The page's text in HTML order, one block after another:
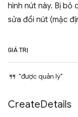
hình nút này. Bị bỏ
sửa đổi nút (mặc
GIÁ TRỊ
"được quản lý"
CreateDetails